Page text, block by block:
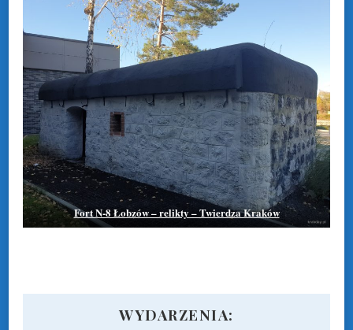
Fort N-8 Łobzów – relikty – Twierdza Kraków
WYDARZENIA: